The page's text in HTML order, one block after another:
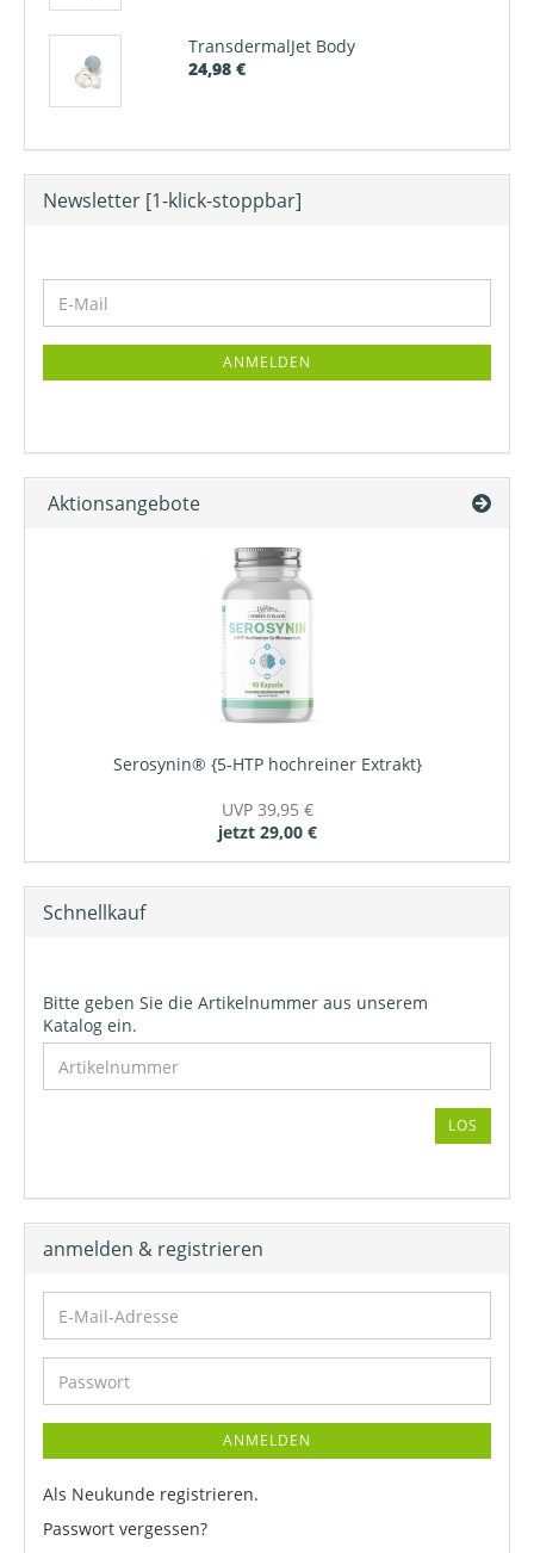
TransdermalJet Body
24,98 €
Newsletter [1-klick-stoppbar]
ANMELDEN
Aktionsangebote
Serosynin® {5-HTP hochreiner Extrakt}
UVP 39,95 €
jetzt 29,00 €
Schnellkauf
Bitte geben Sie die Artikelnummer aus unserem
Katalog ein.
LOS
anmelden & registrieren
ANMELDEN
Als Neukunde registrieren.
Passwort vergessen?